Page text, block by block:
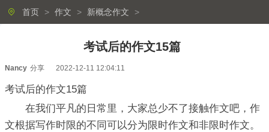
首页 > 作文 > 新概念作文 >
考试后的作文15篇
Nancy 分享 2022-12-11 12:04:11
考试后的作文15篇
在我们平凡的日常里，大家总少不了接触作文吧，作
文根据写作时限的不同可以分为限时作文和非限时作文。